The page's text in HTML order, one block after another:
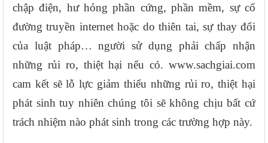
chập điện, hư hỏng phần cứng, phần mềm, sự cố
đường truyền internet hoặc do thiên tai, sự thay đổi
của luật pháp… người sử dụng phải chấp nhận
những rủi ro, thiệt hại nếu có. www.sachgiai.com
cam kết sẽ lỗ lực giảm thiểu những rủi ro, thiệt hại
phát sinh tuy nhiên chúng tôi sẽ không chịu bất cứ
trách nhiệm nào phát sinh trong các trường hợp này.